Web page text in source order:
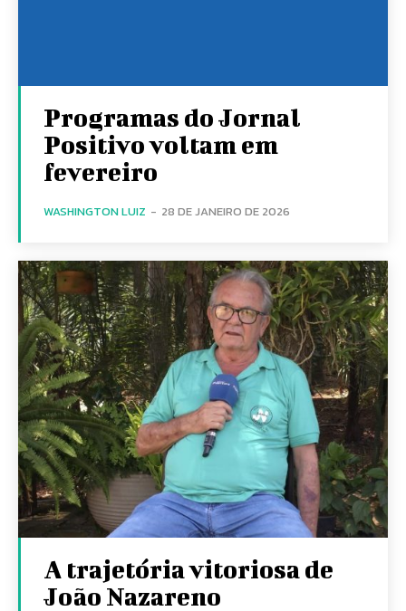
Programas do Jornal
Positivo voltam em
fevereiro
WASHINGTON LUIZ - 28 DE JANEIRO DE 2026
A trajetória vitoriosa de
João Nazareno